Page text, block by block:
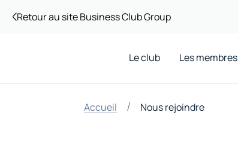
Retour au site Business Club Group
Le club Les membres
Accueil / Nous rejoindre